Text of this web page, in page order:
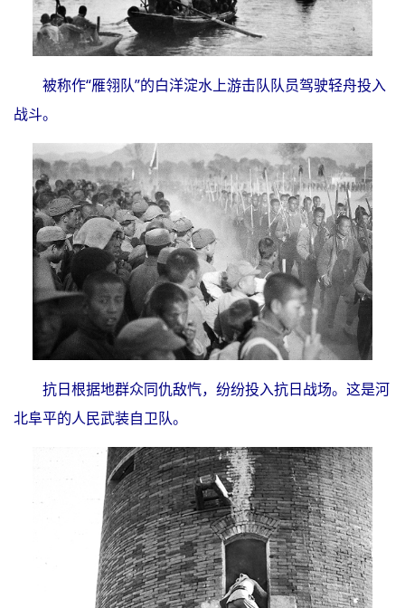
被称作“雁翎队”的白洋淀水上游击队队员驾驶轻舟投入
战斗。
抗日根据地群众同仇敌忾，纷纷投入抗日战场。这是河
北阜平的人民武装自卫队。